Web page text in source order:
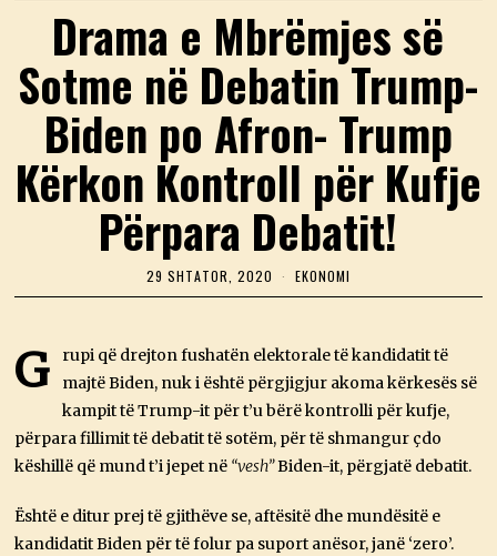
Drama e Mbrëmjes së
Sotme në Debatin Trump-
Biden po Afron- Trump
Kërkon Kontroll për Kufje
Përpara Debatit!
29 SHTATOR, 2020
9
T
A
T
O
R
2
0
0
EKONOMI
G
rupi që drejton fushatën elektorale të kandidatit të
majtë Biden, nuk i është përgjigjur akoma kërkesës së
kampit të Trump-it për t’u bërë kontrolli për kufje,
përpara fillimit të debatit të sotëm, për të shmangur çdo
këshillë që mund t’i jepet në “vesh”Biden-it, përgjatë debatit.
Është e ditur prej të gjithëve se, aftësitë dhe mundësitë e
kandidatit Biden për të folur pa suport anësor, janë ‘zero’.